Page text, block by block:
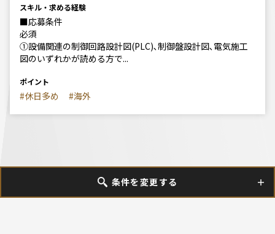
スキル・求める経験
■応募条件
必須
①設備関連の制御回路設計図(PLC)､制御盤設計図､電気施工
図のいずれかが読める方で...
ポイント
#休日多め #海外
条件を変更する